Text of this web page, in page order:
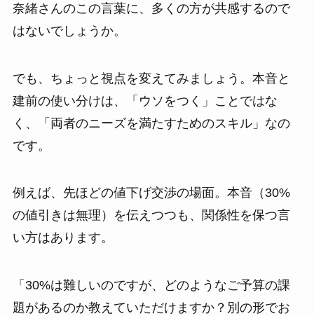
奈緒さんのこの言葉に、多くの方が共感するので
はないでしょうか。
でも、ちょっと視点を変えてみましょう。本音と
建前の使い分けは、「ウソをつく」ことではな
く、「両者のニーズを満たすためのスキル」なの
です。
例えば、先ほどの値下げ交渉の場面。本音（30%
の値引きは無理）を伝えつつも、関係性を保つ言
い方はあります。
「30%は難しいのですが、どのようなご予算の課
題があるのか教えていただけますか？別の形でお